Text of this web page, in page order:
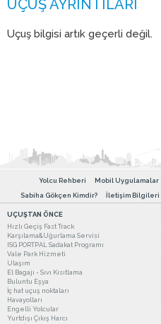
Uçuş bilgisi artık geçerli değil.
Yolcu Rehberi Mobil Uygulamalar
Sabiha Gökçen Kimdir?
İletişim Bilgileri
UÇUŞTAN ÖNCE
Hızlı Geçiş Fast Track
Karşılama&Uğurlama Servisi
ISG PORTPAL Sadakat Programı
Vale Park Hizmeti
Ulaşım
El Bagajı - Sıvı Kısıtlama
Buluntu Eşya
İç hat uçuş noktaları
Havayolları
Engelli Yolcular
Yurtdışı Çıkış Harcı